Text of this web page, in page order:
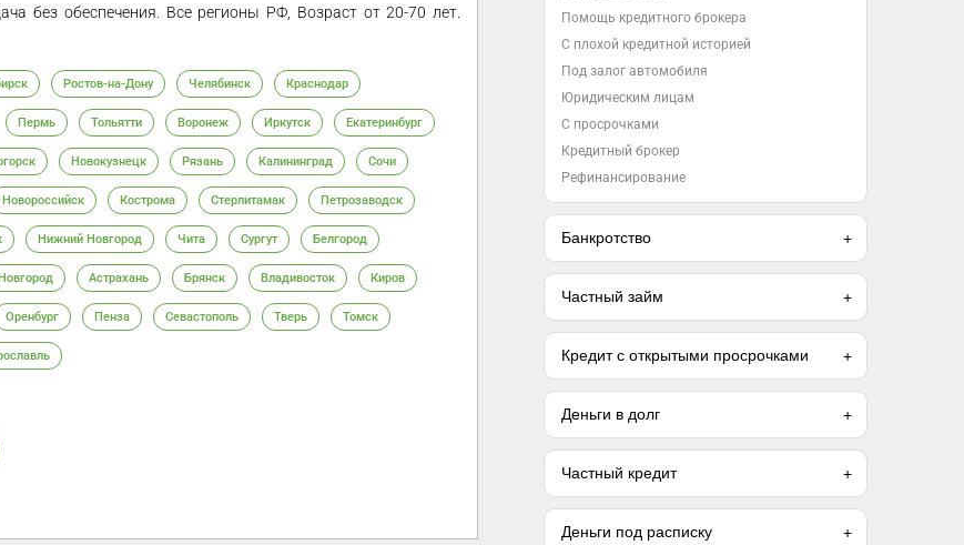
без обеспечения. Все регионы РФ, Возраст от 20-70 лет.
Ростов-на-Дону Челябинск Краснодар
Пермь Тольятти Воронеж Иркутск Екатеринбург
Новокузнецк Рязань Калининград Сочи
Новороссийск Кострома Стерлитамак Петрозаводск
Нижний Новгород Чита Сургут Белгород
Астрахань Брянск Владивосток Киров
Оренбург Пенза Севастополь Тверь Томск
Помощь кредитного брокера
С плохой кредитной историей
Под залог автомобиля
Юридическим лицам
С просрочками
Кредитный брокер
Рефинансирование
Банкротство
Частный займ
Кредит с открытыми просрочками
Деньги в долг
Частный кредит
Деньги под расписку